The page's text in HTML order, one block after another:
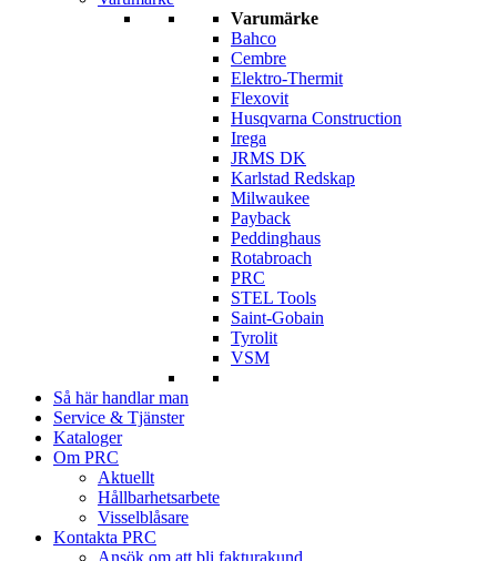
Varumärke
Bahco
Cembre
Elektro-Thermit
Flexovit
Husqvarna Construction
Irega
JRMS DK
Karlstad Redskap
Milwaukee
Payback
Peddinghaus
Rotabroach
PRC
STEL Tools
Saint-Gobain
Tyrolit
VSM
Så här handlar man
Service & Tjänster
Kataloger
Om PRC
Aktuellt
Hållbarhetsarbete
Visselblåsare
Kontakta PRC
Ansök om att bli fakturakund